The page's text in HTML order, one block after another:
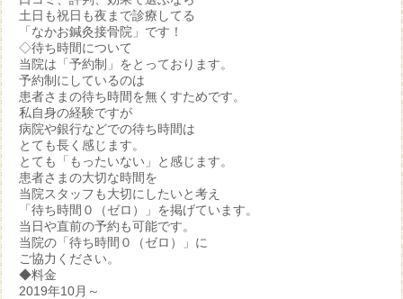
土日も祝日も夜まで診療してる
「なかお鍼灸接骨院」です！
◇待ち時間について
当院は「予約制」をとっております。
予約制にしているのは
患者さまの待ち時間を無くすためです。
私自身の経験ですが
病院や銀行などでの待ち時間は
とても長く感じます。
とても「もったいない」と感じます。
患者さまの大切な時間を
当院スタッフも大切にしたいと考え
「待ち時間０（ゼロ）」を掲げています。
当日や直前の予約も可能です。
当院の「待ち時間０（ゼロ）」に
ご協力ください。
◆料金
2019年10月～